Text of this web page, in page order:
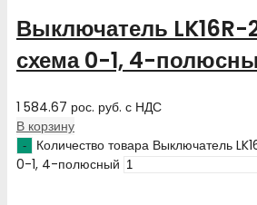
Выключатель LK16R-
схема 0-1, 4-
1 584.67 рос. руб. с НДС
В корзину
Количество товара Выключатель
0-1, 4-полюсный